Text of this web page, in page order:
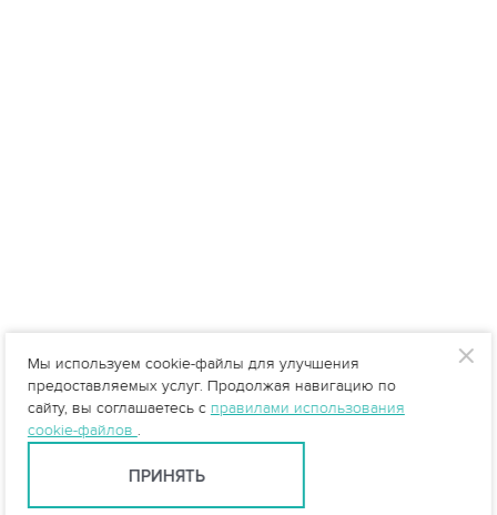
Мы используем cookie-файлы для улучшения
предоставляемых услуг. Продолжая навигацию по
сайту, вы соглашаетесь с правилами использования
cookie-файлов .
ПРИНЯТЬ